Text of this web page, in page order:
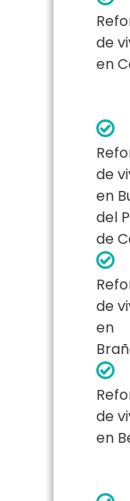
de
en
de
en
del
de
de
en
de
en